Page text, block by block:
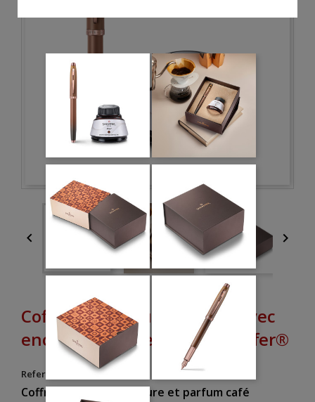
 
Coffret stylo plume " 100 " avec
encre parfumée café - Sheaffer®
Reference G09374539C
Coffret Sheaffer : écriture et parfum café